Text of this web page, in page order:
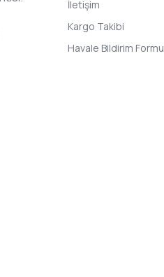
İletişim
Kargo Takibi
Havale Bildirim Formu